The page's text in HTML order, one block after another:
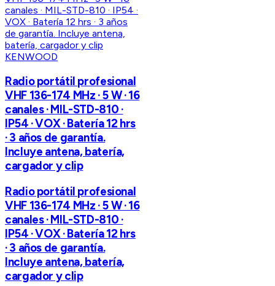
KENWOOD
Radio portátil profesional
VHF 136-174 MHz · 5 W · 16
canales · MIL-STD-810 ·
IP54 · VOX · Batería 12 hrs
· 3 años de garantía.
Incluye antena, batería,
cargador y clip
Radio portátil profesional
VHF 136-174 MHz · 5 W · 16
canales · MIL-STD-810 ·
IP54 · VOX · Batería 12 hrs
· 3 años de garantía.
Incluye antena, batería,
cargador y clip